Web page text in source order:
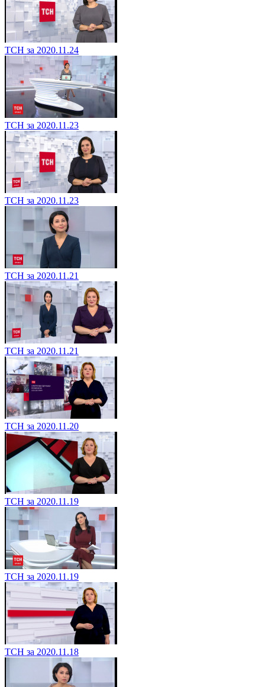
ТСН за 2020.11.24
ТСН за 2020.11.23
ТСН за 2020.11.23
ТСН за 2020.11.21
ТСН за 2020.11.21
ТСН за 2020.11.20
ТСН за 2020.11.19
ТСН за 2020.11.19
ТСН за 2020.11.18